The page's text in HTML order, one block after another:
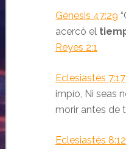
Génesis 47:29
acercó el
Reyes 2:1
Eclesiastés 7:17
impío, Ni seas
morir antes de
Eclesiastés 8:12